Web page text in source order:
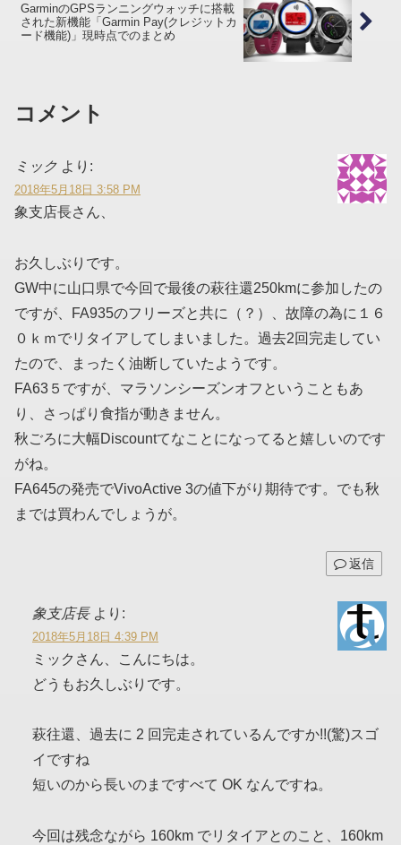
GarminのGPSランニングウォッチに搭載
された新機能「Garmin Pay(クレジットカ
ード機能)」現時点でのまとめ
コメント
ミック より:
2018年5月18日 3:58 PM
象支店長さん、
お久しぶりです。
GW中に山口県で今回で最後の萩往還250kmに参加したの
ですが、FA935のフリーズと共に（？）、故障の為に１６
０ｋｍでリタイアしてしまいました。過去2回完走してい
たので、まったく油断していたようです。
FA63５ですが、マラソンシーズンオフということもあ
り、さっぱり食指が動きません。
秋ごろに大幅Discountてなことになってると嬉しいのです
がね。
FA645の発売でVivoActive 3の値下がり期待です。でも秋
までは買わんでしょうが。
返信
象支店長 より:
2018年5月18日 4:39 PM
ミックさん、こんにちは。
どうもお久しぶりです。
萩往還、過去に 2 回完走されているんですか!!(驚)スゴ
イですね
短いのから長いのまですべて OK なんですね。
今回は残念ながら 160km でリタイアとのこと、160km